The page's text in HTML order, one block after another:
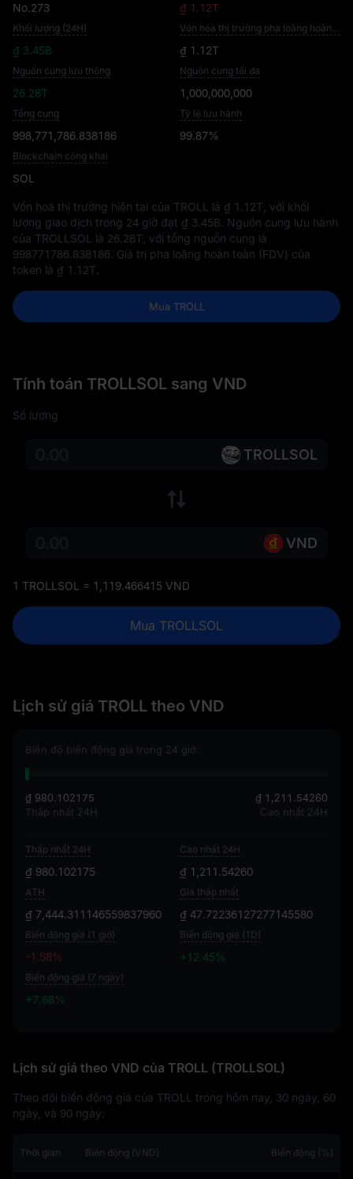
No.273 ₫ 1.12T
Khối lượng (24H)
₫ 3.45B
Vốn hóa thị trường pha loãng hoàn toàn
₫ 1.12T
Nguồn cung lưu thông
26.28T
Nguồn cung tối đa
1,000,000,000
Tổng cung
998,771,786.838186
Tỷ lệ lưu hành
99.87%
Blockchain công khai
SOL
Vốn hoá thị trường hiện tại của TROLL là ₫ 1.12T , với khối
lượng giao dịch trong 24 giờ đạt ₫ 3.45B . Nguồn cung lưu hành
của TROLLSOL là 26.28T , với tổng nguồn cung là
998771786.838186 . Giá trị pha loãng hoàn toàn (FDV) của
token là ₫ 1.12T
Mua TROLL
Tính toán TROLLSOL sang VND
Số lượng
TROLLSOL
VND
1 TROLLSOL = 1,119.466415 VND
Mua TROLLSOL
Lịch sử giá TROLL theo VND
Biên độ biến động giá trong 24 giờ:
₫ 980.102175
Thấp nhất 24H
₫ 1,211.54260
Cao nhất 24H
Thấp nhất 24H
₫ 980.102175
Cao nhất 24H
₫ 1,211.54260
ATH
₫ 7,444.311146559837960
Giá thấp nhất
₫ 47.72236127277145580
Biến động giá (1 giờ)
-1.58%
Biến động giá (1D)
+12.45%
Biến động giá (7 ngày)
+7.68%
Lịch sử giá theo VND của TROLL (TROLLSOL)
Theo dõi biến động giá của TROLL trong hôm nay, 30 ngày, 60
ngày, và 90 ngày:
Thời gian Biến động (VND) Biến động (%)